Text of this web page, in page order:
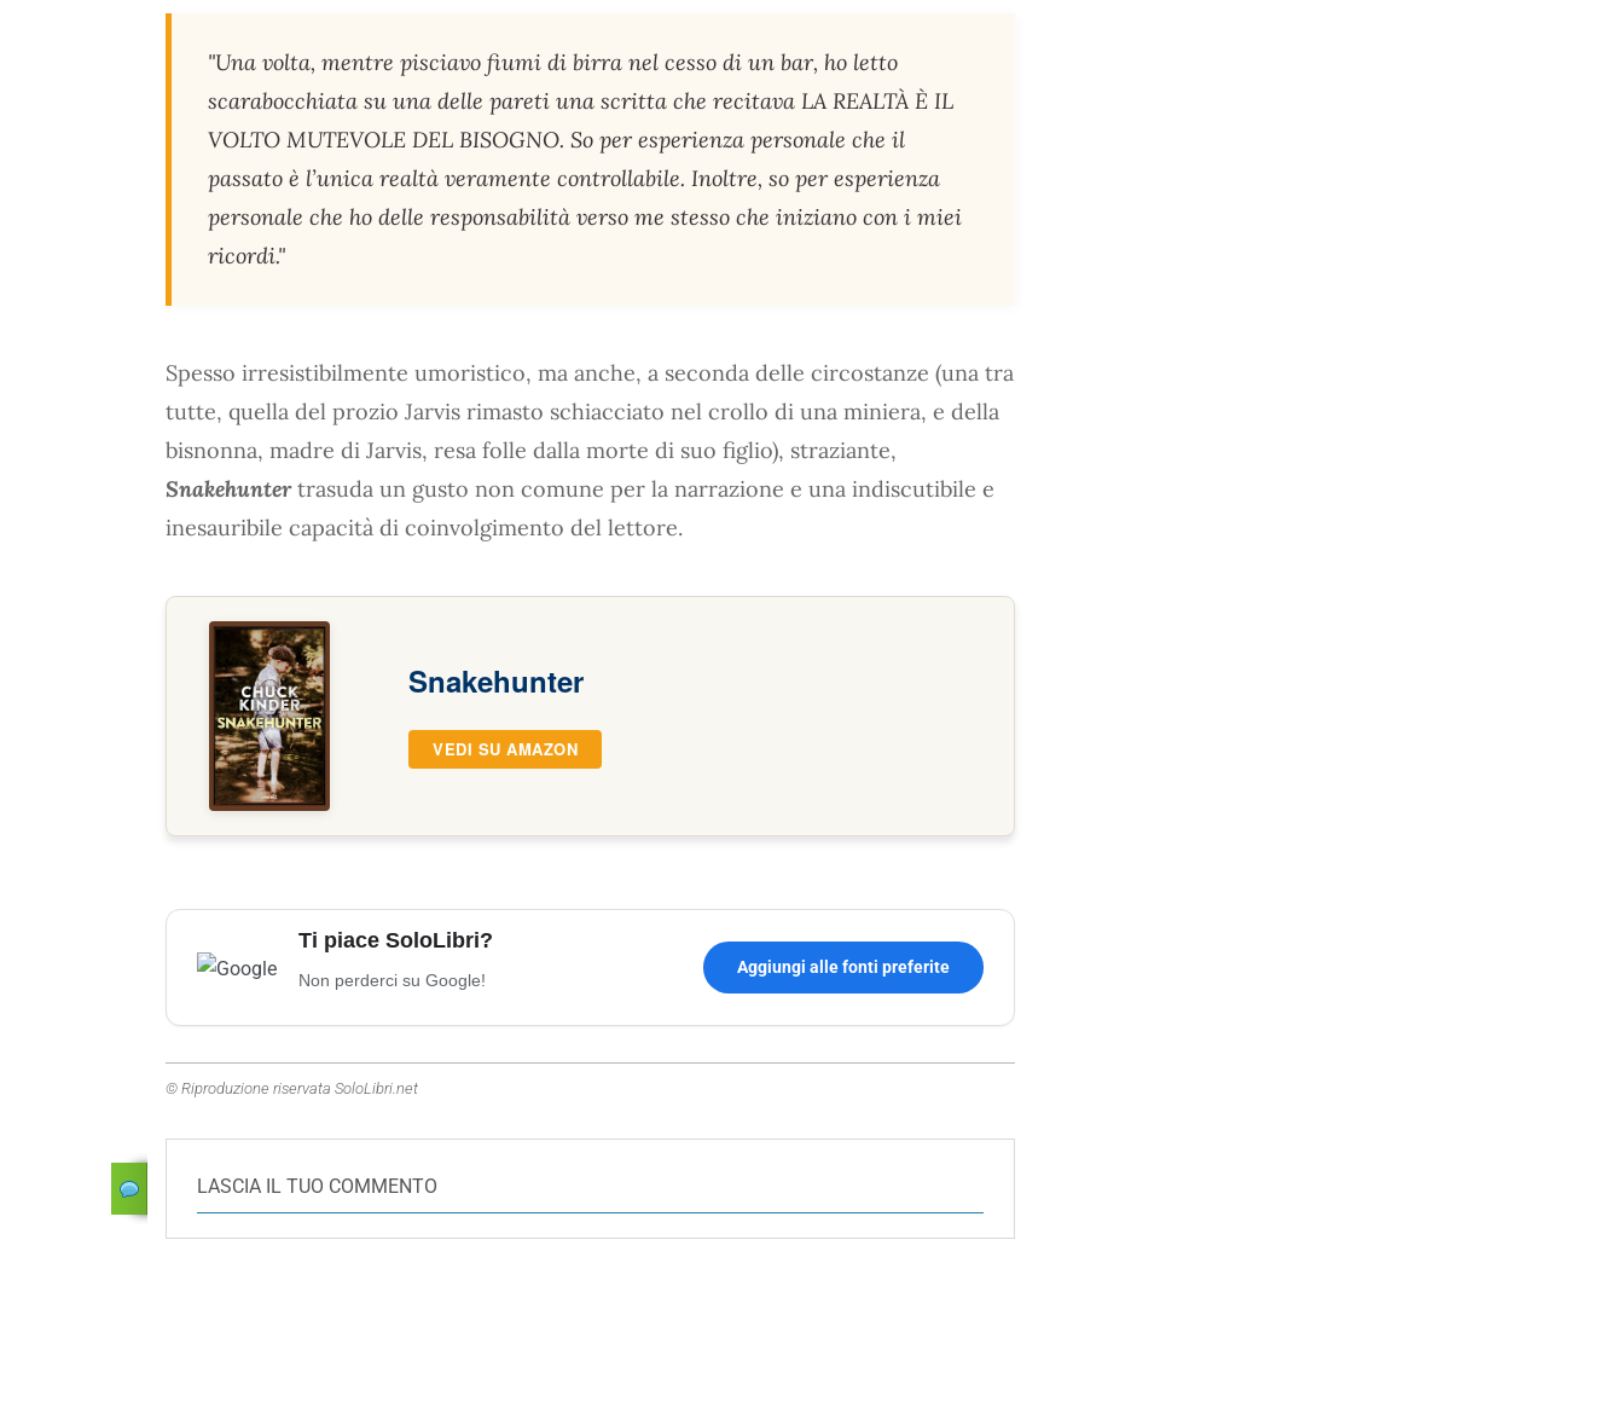
"Una volta, mentre pisciavo fiumi di birra nel cesso di un bar, ho letto
scarabocchiata su una delle pareti una scritta che recitava LA REALTÀ È IL
VOLTO MUTEVOLE DEL BISOGNO. So per esperienza personale che il
passato è l’unica realtà veramente controllabile. Inoltre, so per esperienza
personale che ho delle responsabilità verso me stesso che iniziano con i miei
ricordi."
Spesso irresistibilmente umoristico, ma anche, a seconda delle circostanze (una tra
tutte, quella del prozio Jarvis rimasto schiacciato nel crollo di una miniera, e della
bisnonna, madre di Jarvis, resa folle dalla morte di suo figlio), straziante,
Snakehunter trasuda un gusto non comune per la narrazione e una indiscutibile e
inesauribile capacità di coinvolgimento del lettore.
Snakehunter
VEDI SU AMAZON
Ti piace SoloLibri?
Non perderci su Google!
Aggiungi alle fonti preferite
© Riproduzione riservata SoloLibri.net
LASCIA IL TUO COMMENTO